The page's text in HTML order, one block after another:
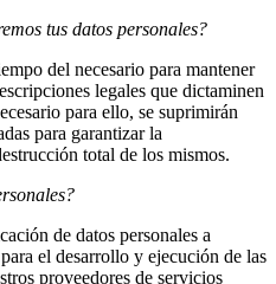
tus datos personales?
del necesario para mantener
legales que dictaminen
para ello, se suprimirán
para garantizar la
total de los mismos.
de datos personales a
el desarrollo y ejecución de las
proveedores de servicios